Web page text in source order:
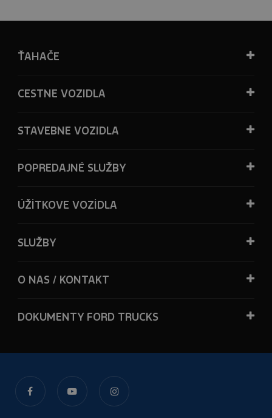
ŤAHAČE
CESTNE VOZIDLA
STAVEBNE VOZIDLA
POPREDAJNÉ SLUŽBY
ÚŽİTKOVE VOZİDLA
SLUŽBY
O NAS / KONTAKT
DOKUMENTY FORD TRUCKS